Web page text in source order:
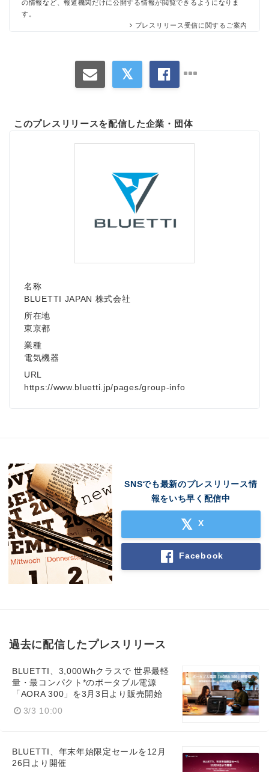
の情報など、報道機関だけに公開する情報が閲覧できるようになりま
す。
プレスリリース受信に関するご案内
このプレスリリースを配信した企業・団体
名称
BLUETTI JAPAN 株式会社
所在地
東京都
業種
電気機器
URL
https://www.bluetti.jp/pages/group-info
SNSでも最新のプレスリリース情
報をいち早く配信中
X
Facebook
過去に配信したプレスリリース
BLUETTI、3,000Whクラスで 世界最軽
量・最コンパクト*のポータブル電源
「AORA 300」を3月3日より販売開始
3/3 10:00
BLUETTI、年末年始限定セールを12月
26日より開催